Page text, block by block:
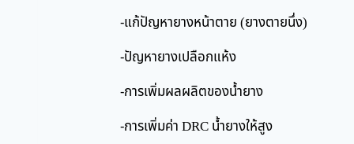
-แก้ปัญหายางหน้าตาย (ยางตายนึ่ง)
-ปัญหายางเปลือกแห้ง
-การเพิ่มผลผลิตของน้ำยาง
-การเพิ่มค่า DRC น้ำยางให้สูง